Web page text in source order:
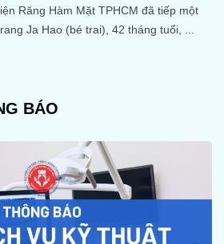
Răng Hàm Mặt TPHCM đã tiếp một
Ja Hao (bé trai), 42 tháng tuổi, ...
BÁO